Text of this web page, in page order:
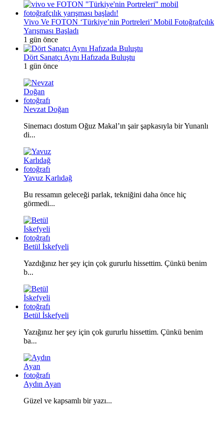
Vivo Ve FOTON ‘Türkiye’nin Portreleri’ Mobil Fotoğrafçılık
Yarışması Başladı
1 gün önce
Dört Sanatçı Aynı Hafızada Buluştu
1 gün önce
Nevzat Doğan
Sinemacı dostum Oğuz Makal’ın şair şapkasıyla bir Yunanlı
di...
Yavuz Karlıdağ
Bu ressamın geleceği parlak, tekniğini daha önce hiç
görmedi...
Betül İskefyeli
Yazdığınız her şey için çok gururlu hissettim. Çünkü benim
b...
Betül İskefyeli
Yazığınız her şey için çok gururlu hissettim. Çünkü benim
ba...
Aydın Ayan
Güzel ve kapsamlı bir yazı...